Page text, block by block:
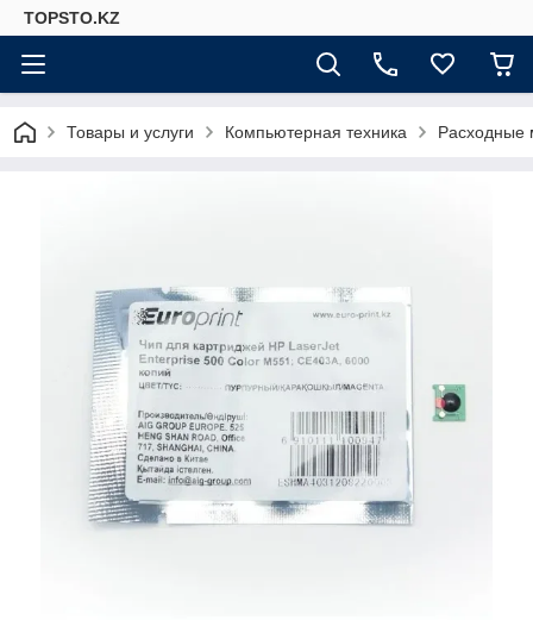
TOPSTO.KZ
Товары и услуги Компьютерная техника Расходные